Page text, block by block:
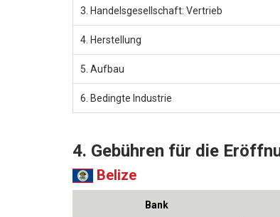
3. Handelsgesellschaft: Vertrieb
4. Herstellung
5. Aufbau
6. Bedingte Industrie
4. Gebühren für die
Belize
Bank